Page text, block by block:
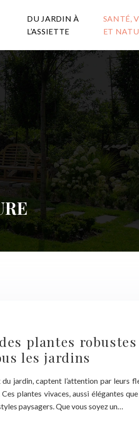
DU JARDIN À
L’ASSIETTE
SANTÉ,
ET
plantes
les jardins
jardin, captent l’attention par leurs
plantes vivaces, aussi élégantes
paysagers. Que vous soyez un…